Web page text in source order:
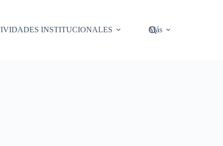
INSTITUCIONALES Más